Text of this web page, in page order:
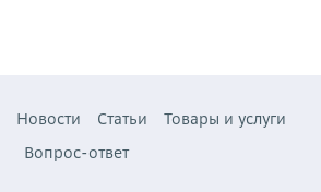
Новости Статьи
Товары и услуги
Вопрос-ответ